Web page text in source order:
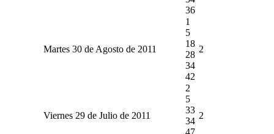
36
Martes 30 de Agosto de 2011
1
5
18
28
34
42
2
Viernes 29 de Julio de 2011
2
5
33
34
47
2